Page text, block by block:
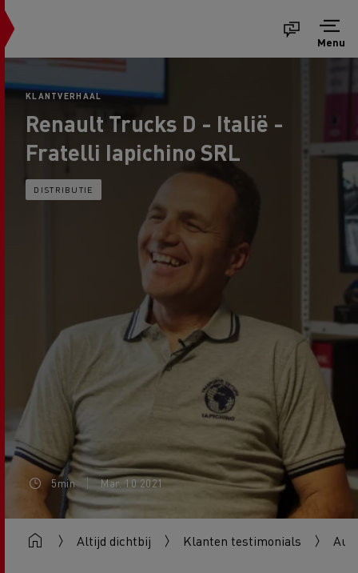
Menu
KLANTVERHAAL
Renault Trucks D - Italië -
Fratelli Iapichino SRL
DISTRIBUTIE
5min Mar. 10 2021
Altijd dichtbij Klanten testimonials